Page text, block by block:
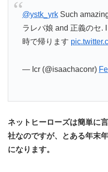
@ystk_yrkSuch
ラレバ娘 and 正義のセ.
時で帰ります
— Icr (@isaachaconr)
ネットヒーローズは簡単に
社なのですが、とある年末
になります。